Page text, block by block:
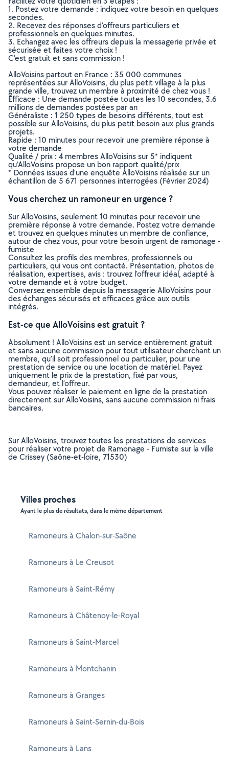
1. Postez votre demande : indiquez votre besoin en quelques
secondes.
2. Recevez des réponses d’offreurs particuliers et
professionnels en quelques minutes.
3. Echangez avec les offreurs depuis la messagerie privée et
sécurisée et faites votre choix !
C’est gratuit et sans commission !
AlloVoisins partout en France : 35 000 communes
représentées sur AlloVoisins, du plus petit village à la plus
grande ville, trouvez un membre à proximité de chez vous !
Efficace : Une demande postée toutes les 10 secondes, 3.6
millions de demandes postées par an
Généraliste : 1 250 types de besoins différents, tout est
possible sur AlloVoisins, du plus petit besoin aux plus grands
projets.
Rapide : 10 minutes pour recevoir une première réponse à
votre demande
Qualité / prix : 4 membres AlloVoisins sur 5* indiquent
qu’AlloVoisins propose un bon rapport qualité/prix
* Données issues d’une enquête AlloVoisins réalisée sur un
échantillon de 5 671 personnes interrogées (Février 2024)
Vous cherchez un ramoneur en urgence ?
Sur AlloVoisins, seulement 10 minutes pour recevoir une
première réponse à votre demande. Postez votre demande
et trouvez en quelques minutes un membre de confiance,
autour de chez vous, pour votre besoin urgent de ramonage -
fumiste
Consultez les profils des membres, professionnels ou
particuliers, qui vous ont contacté. Présentation, photos de
réalisation, expertises, avis : trouvez l'offreur idéal, adapté à
votre demande et à votre budget.
Conversez ensemble depuis la messagerie AlloVoisins pour
des échanges sécurisés et efficaces grâce aux outils
intégrés.
Est-ce que AlloVoisins est gratuit ?
Absolument ! AlloVoisins est un service entièrement gratuit
et sans aucune commission pour tout utilisateur cherchant un
membre, qu’il soit professionnel ou particulier, pour une
prestation de service ou une location de matériel. Payez
uniquement le prix de la prestation, fixé par vous,
demandeur, et l’offreur.
Vous pouvez réaliser le paiement en ligne de la prestation
directement sur AlloVoisins, sans aucune commission ni frais
bancaires.
Sur AlloVoisins, trouvez toutes les prestations de services
pour réaliser votre projet de Ramonage - Fumiste sur la ville
de Crissey (Saône-et-loire, 71530)
Villes proches
Ayant le plus de résultats, dans le même département
Ramoneurs à Chalon-sur-Saône
Ramoneurs à Le Creusot
Ramoneurs à Saint-Rémy
Ramoneurs à Châtenoy-le-Royal
Ramoneurs à Saint-Marcel
Ramoneurs à Montchanin
Ramoneurs à Granges
Ramoneurs à Saint-Sernin-du-Bois
Ramoneurs à Lans